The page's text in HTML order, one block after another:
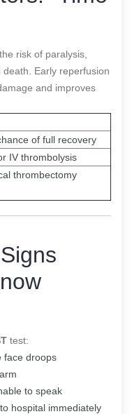
risk of paralysis,
Early reperfusion
and improves
of full recovery
IV thrombolysis
thrombectomy
test:
face droops
to speak
hospital immediately